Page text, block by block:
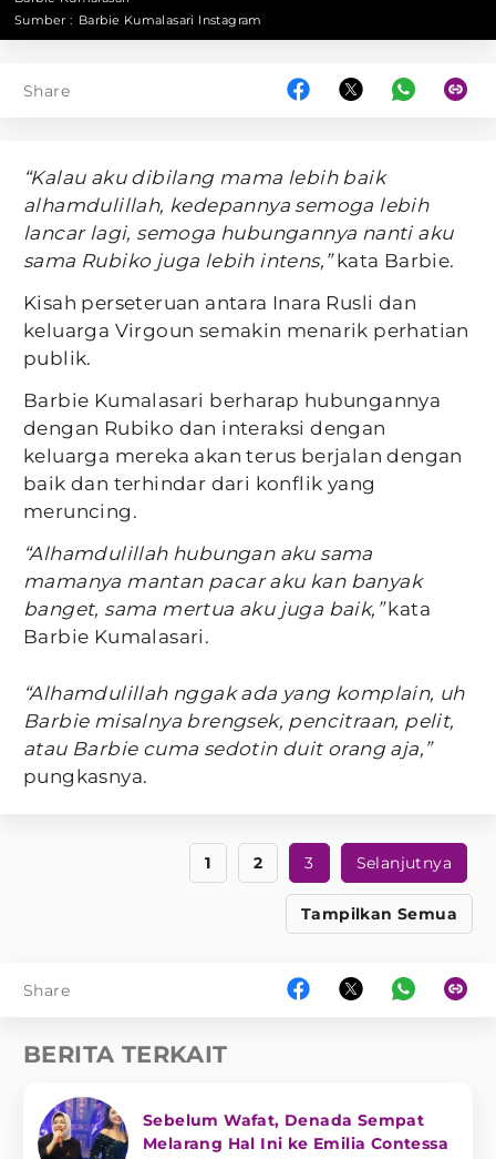
Sumber : Barbie Kumalasari Instagram
Share
“Kalau aku dibilang mama lebih baik
alhamdulillah, kedepannya semoga lebih
lancar lagi, semoga hubungannya nanti aku
sama Rubiko juga lebih intens,”kata Barbie.
Kisah perseteruan antara Inara Rusli dan
keluarga Virgoun semakin menarik perhatian
publik.
Barbie Kumalasari berharap hubungannya
dengan Rubiko dan interaksi dengan
keluarga mereka akan terus berjalan dengan
baik dan terhindar dari konflik yang
meruncing.
“Alhamdulillah hubungan aku sama
mamanya mantan pacar aku kan banyak
banget, sama mertua aku juga baik,”kata
Barbie Kumalasari.
“Alhamdulillah nggak ada yang komplain, uh
Barbie misalnya brengsek, pencitraan, pelit,
atau Barbie cuma sedotin duit orang aja,”
pungkasnya.
1 2 3 Selanjutnya
Tampilkan Semua
Share
BERITA TERKAIT
Sebelum Wafat, Denada Sempat
Melarang Hal Ini ke Emilia Contessa